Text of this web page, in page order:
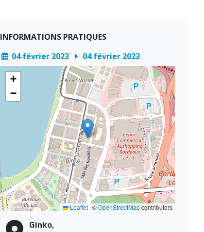
INFORMATIONS PRATIQUES
04 février 2023
04 février 2023
+
−
Leaflet | ©OpenStreetMapcontributors
Ginko,